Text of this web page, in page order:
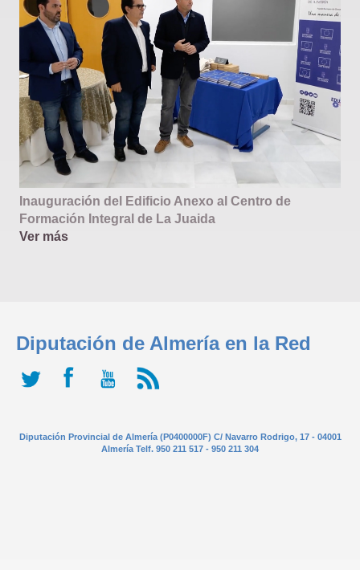
Inauguración del Edificio Anexo al Centro de
Formación Integral de La Juaida
Ver más
Diputación de Almería en la Red
Diputación Provincial de Almería (P0400000F) C/ Navarro Rodrigo, 17 - 04001
Almería Telf. 950 211 517 - 950 211 304